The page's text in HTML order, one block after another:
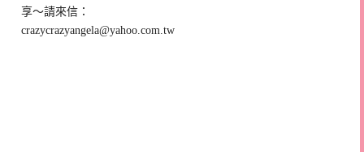
享～請來信：
crazycrazyangela@yahoo.com.tw